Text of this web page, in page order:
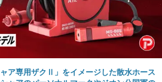
ア専用ザクⅡ」をイメージした散水ホース